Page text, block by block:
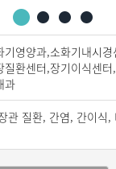
기영양과,소화기내시
질환센터,장기이식센
과
관 질환, 간염, 간이식,